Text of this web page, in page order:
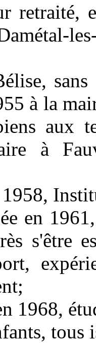
retraité,
à la
aux
à
en
s'être
1968,
tous